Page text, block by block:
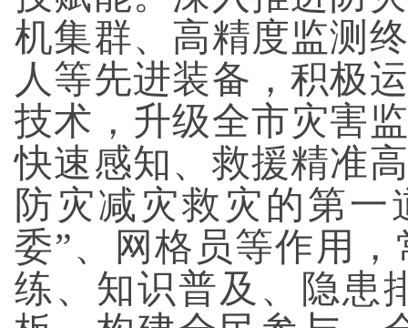
机集群、高精度监测
人等先进装备，积极
技术，升级全市灾害
快速感知、救援精准
防灾减灾救灾的第
委”、网格员等作用
练、知识普及、隐患